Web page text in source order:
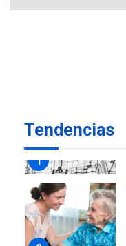
Tendencias
1